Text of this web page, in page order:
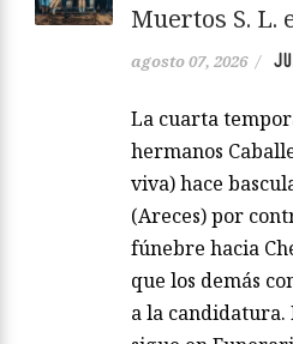
Muertos S. L.
agosto 07, 2026 /
La cuarta
hermanos
viva) hace
(Areces) por
fúnebre hacia
que los demás
a la